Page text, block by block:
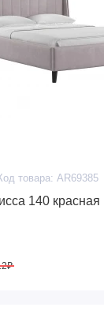
товара: AR69385
140 красная